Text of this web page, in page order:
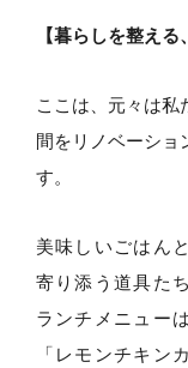
【暮らしを整える
ここは、元々は
間をリノベーショ
す。
美味しいごはん
寄り添う道具た
ランチメニュー
「レモンチキン